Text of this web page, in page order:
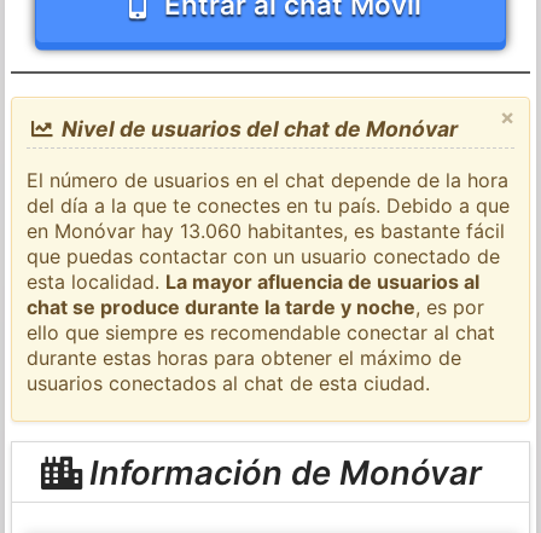
×
Nivel de usuarios del chat de Monóvar
El número de usuarios en el chat depende de la hora
del día a la que te conectes en tu país. Debido a que
en Monóvar hay 13.060 habitantes, es bastante fácil
que puedas contactar con un usuario conectado de
esta localidad. La mayor afluencia de usuarios al
chat se produce durante la tarde y noche, es por
ello que siempre es recomendable conectar al chat
durante estas horas para obtener el máximo de
usuarios conectados al chat de esta ciudad.
Información de Monóvar